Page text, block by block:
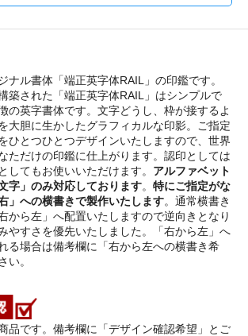
ナル書体「端正英字体RAIL」の印鑑です。
築された「端正英字体RAIL」はシンプルで
の英字書体です。文字どうし、枠が接するよ
大胆に生かしたグラフィカルな印影。ご指定
ひとつひとつデザインいたしますので、世界
ただけの印鑑に仕上がります。認印としては
してもお使いいただけます。 アルファベット
字」のみ対応しております。 特にご指定がな
」への横書きで製作いたします。通常横書き
から左」へ配置いたしますので逆向きとなり
やすさを優先いたしました。「右から左」へ
る場合は備考欄に「右から左への横書き希
い。
品です。備考欄に「デザイン確認希望」とご